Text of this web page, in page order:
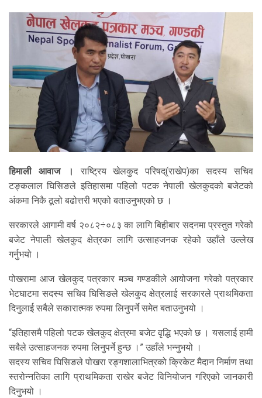
हिमाली आवाज ।
राष्ट्रिय खेलकुद परिषद्(राखेप)का सदस्य सचिव
टङ्कलाल घिसिङले इतिहासमा पहिलो पटक नेपाली खेलकुदको बजेटको
अंकमा निकै ठूलो बढोत्तरी भएको बताउनुभएको छ ।
सरकारले आगामी वर्ष २०८२÷०८३ का लागि बिहीबार सदनमा प्रस्तुत गरेको
बजेट नेपाली खेलकुद क्षेत्रका लागि उत्साहजनक रहेको उहाँले उल्लेख
गर्नुभयो ।
पोखरामा आज खेलकुद पत्रकार मञ्च गण्डकीले आयोजना गरेको पत्रकार
भेटघाटमा सदस्य सचिव घिसिङले खेलकुद क्षेत्रलाई सरकारले प्राथमिकता
दिनुलाई सबैले सकारात्मक रुपमा लिनुपर्ने समेत बताउनुभयो ।
“इतिहासमै पहिलो पटक खेलकुद क्षेत्रमा बजेट वृद्धि भएको छ । यसलाई हामी
सबैले उत्साहजनक रुपमा लिनुपर्ने हुन्छ ।” उहाँले भन्नुभयो ।
सदस्य सचिव घिसिङले पोखरा रङ्गशालाभित्रको क्रिकेट मैदान निर्माण तथा
स्तरोन्नतिका लागि प्राथमिकता राखेर बजेट विनियोजन गरिएको जानकारी
दिनुभयो ।